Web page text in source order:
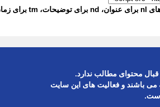
محتوای مطالب ندارد.
باشند و فعالیت های این سایت
است.